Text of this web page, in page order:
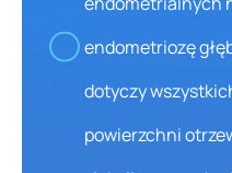
endometriozę
dotyczy
powierzchni